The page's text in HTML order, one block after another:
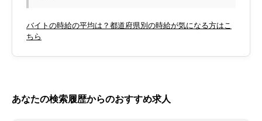
バイトの時給の平均は？都道府県別の時給が気になる方はこ
ちら
あなたの検索履歴からのおすすめ求人